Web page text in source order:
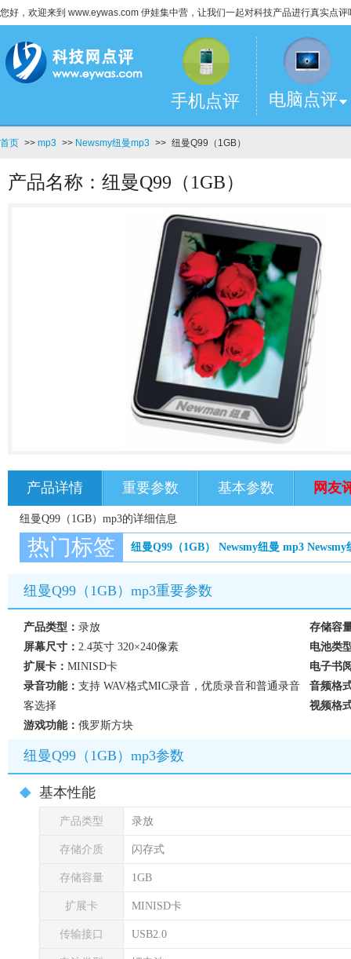
您好，欢迎来到 www.eywas.com 伊娃集中营，让我们一起对科技产品进行真实点评
手机点评 电脑点评
首页 >> mp3 >> Newsmy纽曼mp3 >> 纽曼Q99（1GB）
产品名称：纽曼Q99（1GB）
产品详情 重要参数 基本参数 网友
纽曼Q99（1GB）mp3的详细信息
热门标签 纽曼Q99（1GB） Newsmy纽曼 mp3 Newsmy
纽曼Q99（1GB）mp3重要参数
产品类型： 录放
存储容
屏幕尺寸： 2.4英寸 320×240像素
电池类
扩展卡： MINISD卡
电子书
录音功能： 支持 WAV格式MIC录音，优质录音和普通录音
客选择
音频格
视频格
游戏功能： 俄罗斯方块
纽曼Q99（1GB）mp3参数
基本性能
产品类型 录放
存储介质 闪存式
存储容量 1GB
扩展卡 MINISD卡
传输接口 USB2.0